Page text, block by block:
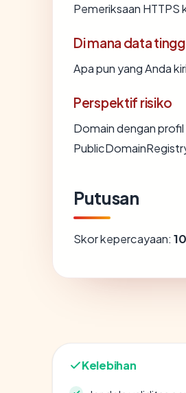
Pemeriksaan
Di mana data
Apa pun yang Anda
Perspektif risiko
Domain dengan
Putusan
Skor kepercayaan:
Kelebihan